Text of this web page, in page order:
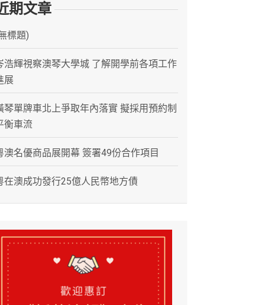
期文章
標題)
浩輝視察澳琴大學城 了解開學前各項工作
展
琴單牌車北上爭取年內落實 擬採用預約制
衡車流
澳名優商品展開幕 簽署49份合作項目
在澳成功發行25億人民幣地方債